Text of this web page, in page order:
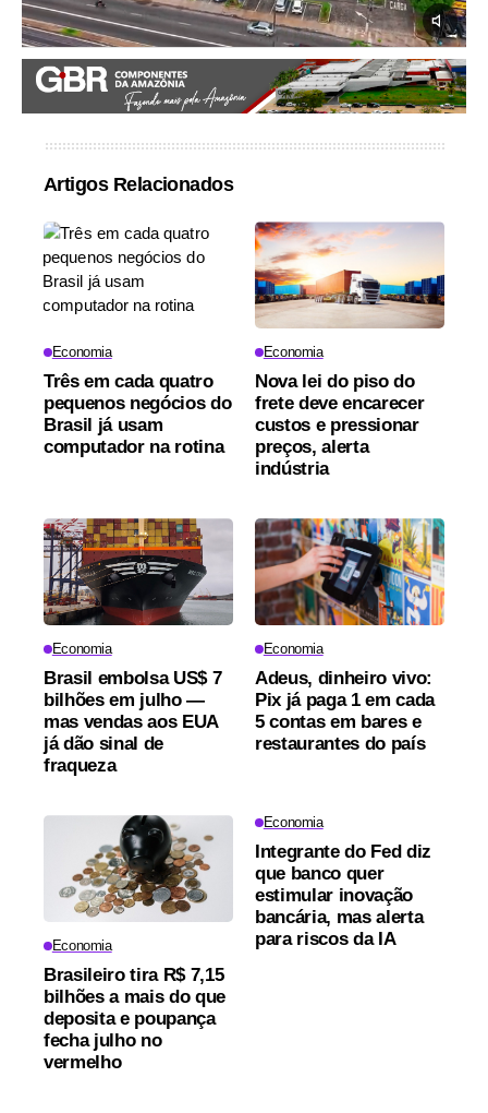
Artigos Relacionados
Economia
Três em cada quatro
pequenos negócios do
Brasil já usam
computador na rotina
Economia
Nova lei do piso do
frete deve encarecer
custos e pressionar
preços, alerta
indústria
Economia
Brasil embolsa US$ 7
bilhões em julho —
mas vendas aos EUA
já dão sinal de
fraqueza
Economia
Adeus, dinheiro vivo:
Pix já paga 1 em cada
5 contas em bares e
restaurantes do país
Economia
Brasileiro tira R$ 7,15
bilhões a mais do que
deposita e poupança
fecha julho no
vermelho
Economia
Integrante do Fed diz
que banco quer
estimular inovação
bancária, mas alerta
para riscos da IA